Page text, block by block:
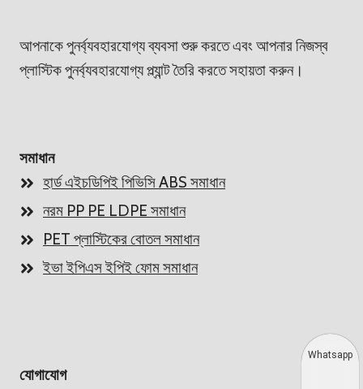
আপনাকে পুনর্ব্যবহারযোগ্য ব্যবসা শুরু করতে এবং আপনার নিজস্ব
প্লাস্টিক পুনর্ব্যবহারযোগ্য প্ল্যান্ট তৈরি করতে সহায়তা করুন।
সমাধান
হার্ড এইচডিপিই পিভিসি ABS সমাধান
নরম PP PE LDPE সমাধান
PET প্লাস্টিকের বোতল সমাধান
ইভা ইপিএস ইপিই ফোম সমাধান
যোগাযোগ
Whatsapp